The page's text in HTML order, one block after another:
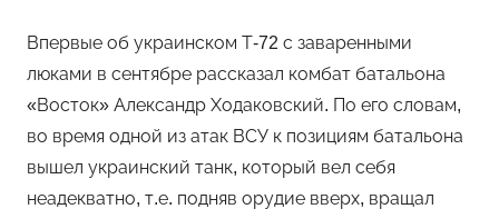
Впервые об украинском Т-72 с заваренными
люками в сентябре рассказал комбат батальона
«Восток» Александр Ходаковский. По его словам,
во время одной из атак ВСУ к позициям батальона
вышел украинский танк, который вел себя
неадекватно, т.е. подняв орудие вверх, вращал